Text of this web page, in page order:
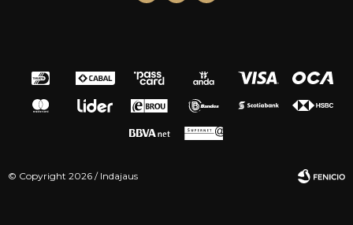
© Copyright 2026 / Indajaus